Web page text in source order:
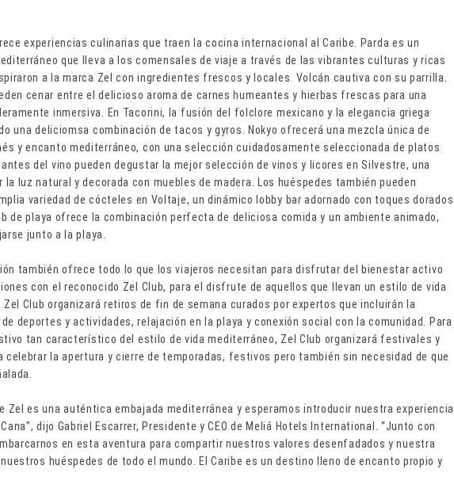
experiencias culinarias que traen la cocina internacional al Caribe. Parda es un
que lleva a los comensales de viaje a través de las vibrantes culturas y ricas
a la marca Zel con ingredientes frescos y locales. Volcán cautiva con su parrilla.
cenar entre el delicioso aroma de carnes humeantes y hierbas frescas para una
inmersiva. En Tacorini, la fusión del folclore mexicano y la elegancia griega
una deliciomsa combinación de tacos y gyros. Nokyo ofrecerá una mezcla única de
y encanto mediterráneo, con una selección cuidadosamente seleccionada de platos
del vino pueden degustar la mejor selección de vinos y licores en Silvestre, una
la luz natural y decorada con muebles de madera. Los huéspedes también pueden
variedad de cócteles en Voltaje, un dinámico lobby bar adornado con toques dorados
de playa ofrece la combinación perfecta de deliciosa comida y un ambiente animado,
junto a la playa.
también ofrece todo lo que los viajeros necesitan para disfrutar del bienestar activo
con el reconocido Zel Club, para el disfrute de aquellos que llevan un estilo de vida
Club organizará retiros de fin de semana curados por expertos que incluirán la
deportes y actividades, relajación en la playa y conexión social con la comunidad. Para
tan característico del estilo de vida mediterráneo, Zel Club organizará festivales y
celebrar la apertura y cierre de temporadas, festivos pero también sin necesidad de que
Zel es una auténtica embajada mediterránea y esperamos introducir nuestra experiencia
dijo Gabriel Escarrer, Presidente y CEO de Meliá Hotels International. “Junto con
en esta aventura para compartir nuestros valores desenfadados y nuestra
huéspedes de todo el mundo. El Caribe es un destino lleno de encanto propio y